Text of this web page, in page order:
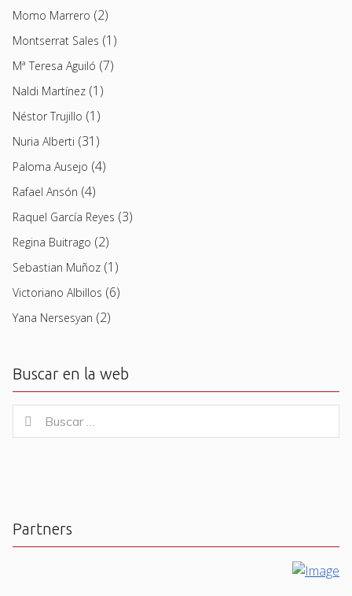
Momo Marrero (2)
Montserrat Sales (1)
Mª Teresa Aguiló (7)
Naldi Martínez (1)
Néstor Trujillo (1)
Nuria Alberti (31)
Paloma Ausejo (4)
Rafael Ansón (4)
Raquel García Reyes (3)
Regina Buitrago (2)
Sebastian Muñoz (1)
Victoriano Albillos (6)
Yana Nersesyan (2)
Buscar en la web
for:
Buscar
Partners